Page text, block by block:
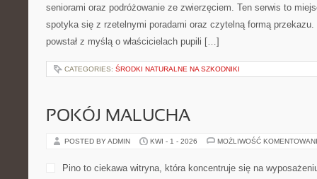
seniorami oraz podróżowanie ze zwierzęciem. Ten serwis to
spotyka się z rzetelnymi poradami oraz czytelną formą
powstał z myślą o właścicielach pupili […]
CATEGORIES: ŚRODKI NATURALNE NA SZKODNIKI
POKÓJ MALUCHA
POSTED BY ADMIN KWI - 1 - 2026 MOŻLIWOŚĆ
Pino to ciekawa witryna, która koncentruje się na